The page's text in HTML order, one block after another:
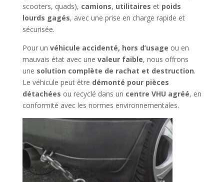
scooters, quads), camions, utilitaires et poids
lourds gagés, avec une prise en charge rapide et
sécurisée.
Pour un véhicule accidenté, hors d’usage ou en
mauvais état avec une valeur faible, nous offrons
une solution complète de rachat et destruction.
Le véhicule peut être démonté pour pièces
détachées ou recyclé dans un centre VHU agréé, en
conformité avec les normes environnementales.